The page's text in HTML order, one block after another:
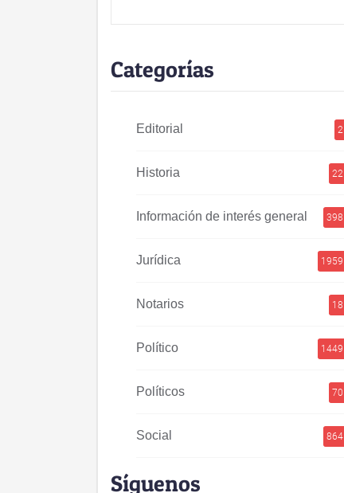
Categorías
Editorial 2
Historia 22
Información de interés general 398
Jurídica 1959
Notarios 18
Político 1449
Políticos 70
Social 864
Síguenos